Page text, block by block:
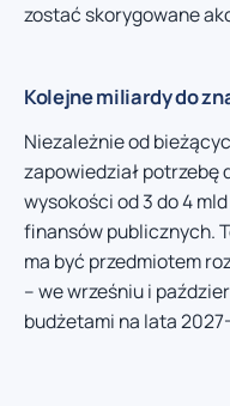
zostać skorygowane
Kolejne miliardy do
Niezależnie od
zapowiedział potrzebę
wysokości od 3 do 4
finansów publicznych.
ma być przedmiotem
– we wrześniu i
budżetami na lata